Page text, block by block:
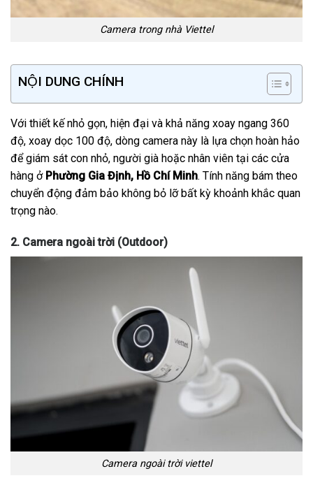
Camera trong nhà Viettel
NỘI DUNG CHÍNH
Với thiết kế nhỏ gọn, hiện đại và khả năng xoay ngang 360
độ, xoay dọc 100 độ, dòng camera này là lựa chọn hoàn hảo
để giám sát con nhỏ, người già hoặc nhân viên tại các cửa
hàng ở Phường Gia Định, Hồ Chí Minh. Tính năng bám theo
chuyển động đảm bảo không bỏ lỡ bất kỳ khoảnh khắc quan
trọng nào.
2. Camera ngoài trời (Outdoor)
Camera ngoài trời viettel